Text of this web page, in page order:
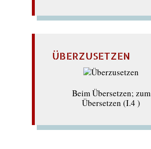
ÜBERZUSETZEN
Beim Übersetzen; zum
Übersetzen (I.4 )